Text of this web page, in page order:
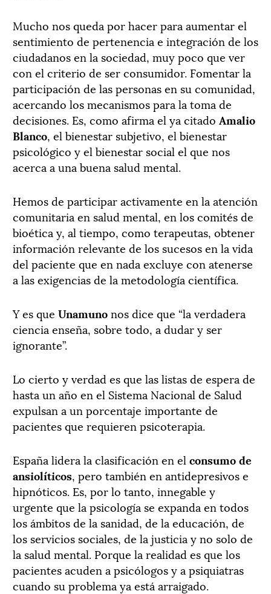
Mucho nos queda por hacer para aumentar el
sentimiento de pertenencia e integración de los
ciudadanos en la sociedad, muy poco que ver
con el criterio de ser consumidor. Fomentar la
participación de las personas en su comunidad,
acercando los mecanismos para la toma de
decisiones. Es, como afirma el ya citado Amalio
Blanco, el bienestar subjetivo, el bienestar
psicológico y el bienestar social el que nos
acerca a una buena salud mental.
Hemos de participar activamente en la atención
comunitaria en salud mental, en los comités de
bioética y, al tiempo, como terapeutas, obtener
información relevante de los sucesos en la vida
del paciente que en nada excluye con atenerse
a las exigencias de la metodología científica.
Y es que Unamunonos dice que “la verdadera
ciencia enseña, sobre todo, a dudar y ser
ignorante”.
Lo cierto y verdad es que las listas de espera de
hasta un año en el Sistema Nacional de Salud
expulsan a un porcentaje importante de
pacientes que requieren psicoterapia.
España lidera la clasificación en el consumo de
ansiolíticos, pero también en antidepresivos e
hipnóticos. Es, por lo tanto, innegable y
urgente que la psicología se expanda en todos
los ámbitos de la sanidad, de la educación, de
los servicios sociales, de la justicia y no solo de
la salud mental. Porque la realidad es que los
pacientes acuden a psicólogos y a psiquiatras
cuando su problema ya está arraigado.